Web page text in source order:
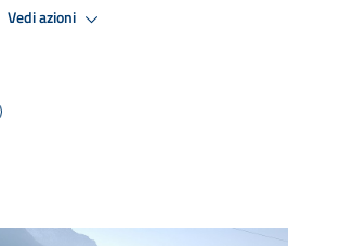
Vedi azioni